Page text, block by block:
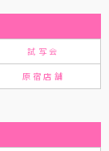
試写会
原宿店舗